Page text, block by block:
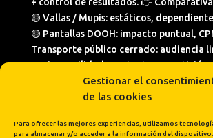
Gestionar el
de las cookies
Para ofrecer las mejores experiencias, utilizamos
para almacenar y/o acceder a la información del